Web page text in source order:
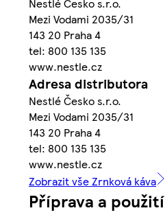
Mezi Vodami 2035/31
143 20 Praha 4
tel: 800 135 135
www.nestle.cz
Adresa distributora
Nestlé Česko s.r.o.
Mezi Vodami 2035/31
143 20 Praha 4
tel: 800 135 135
www.nestle.cz
Zobrazit vše Zrnková káva
Příprava a použití